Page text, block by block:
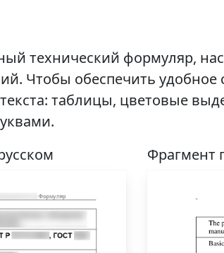
технический формуляр,
Чтобы обеспечить
таблицы, цветовые
Фрагмент